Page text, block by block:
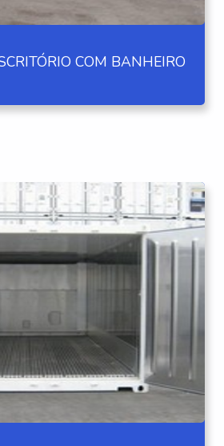
COM BANHEIRO